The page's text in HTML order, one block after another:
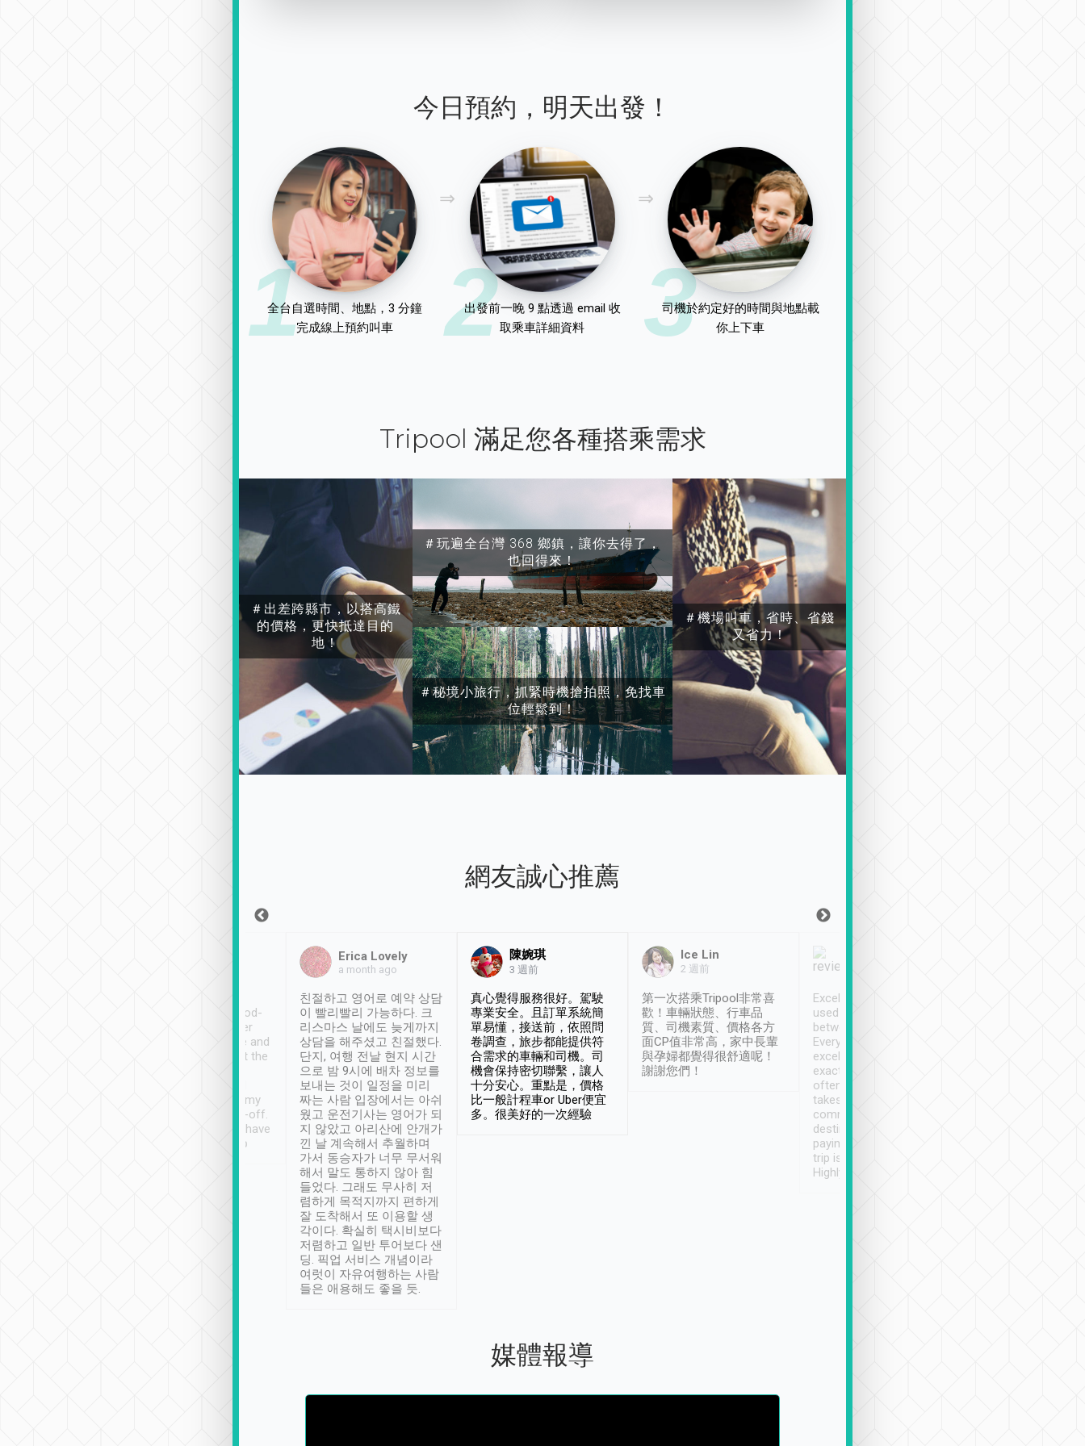
今日預約，明天出發！
1
全台自選時間、地點，3 分鐘
完成線上預約叫車
2
出發前一晚 9 點透過 email 收
取乘車詳細資料
3
司機於約定好的時間與地點載
你上下車
Tripool 滿足您各種搭乘需求
＃出差跨縣市，以搭高鐵
的價格，更快抵達目的
地！
＃玩遍全台灣 368 鄉鎮，讓你去得了，
也回得來！
＃秘境小旅行，抓緊時機搶拍照，免找車
位輕鬆到！
＃機場叫車，省時、省錢
又省力！
網友誠心推薦
service, vehicles in good-
condition and the driver
service was awesome and
thoughtful. Driver went the
have safely arrived at my
destination after drop-off.
Definitely something I have
not seen elsewhere 👍
Erica Lovely
a month ago
친절하고 영어로 예약 상담
이 빨리빨리 가능하다. 크
리스마스 날에도 늦게까지
상담을 해주셨고 친절했다.
단지, 여행 전날 현지 시간
으로 밤 9시에 배차 정보를
보내는 것이 일정을 미리
짜는 사람 입장에서는 아쉬
웠고 운전기사는 영어가 되
지 않았고 아리산에 안개가
낀 날 계속해서 추월하며
가서 동승자가 너무 무서워
해서 말도 통하지 않아 힘
들었다. 그래도 무사히 저
렴하게 목적지까지 편하게
잘 도착해서 또 이용할 생
각이다. 확실히 택시비보다
저렴하고 일반 투어보다 샌
딩. 픽업 서비스 개념이라
여럿이 자유여행하는 사람
들은 애용해도 좋을 듯.
陳婉琪
3 週前
真心覺得服務很好。駕駛
專業安全。且訂單系統簡
單易懂，接送前，依照問
卷調查，旅步都能提供符
合需求的車輛和司機。司
機會保持密切聯繫，讓人
十分安心。重點是，價格
比一般計程車or Uber便宜
多。很美好的一次經驗
Ice Lin
2 週前
第一次搭乘Tripool非常喜
歡！車輛狀態、行車品
質、司機素質、價格各方
面CP值非常高，家中長輩
與孕婦都覺得很舒適呢！
謝謝您們！
Excellent service. We have
used Tripool to travel
between cities in Taiwan.
Every driver has been
excellent and arrives
exactly on time. As there is
often limited English it
takes the difficulty out of
communicating the
destination details and
paying online prior to the
trip is very convenient.
Highly recommended
媒體報導